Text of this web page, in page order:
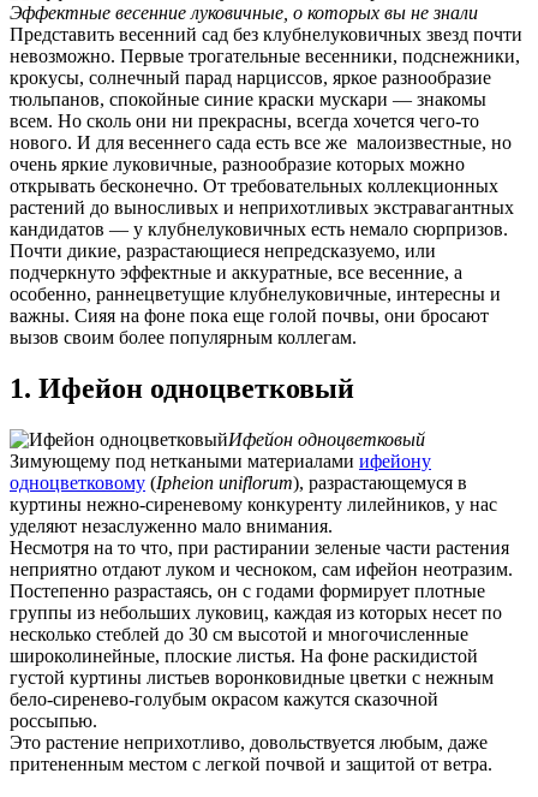
Эффектные весенние луковичные, о которых вы не знали
Представить весенний сад без клубнелуковичных звезд почти
невозможно. Первые трогательные весенники, подснежники,
крокусы, солнечный парад нарциссов, яркое разнообразие
тюльпанов, спокойные синие краски мускари — знакомы
всем. Но сколь они ни прекрасны, всегда хочется чего-то
нового. И для весеннего сада есть все же малоизвестные, но
очень яркие луковичные, разнообразие которых можно
открывать бесконечно. От требовательных коллекционных
растений до выносливых и неприхотливых экстравагантных
кандидатов — у клубнелуковичных есть немало сюрпризов.
Почти дикие, разрастающиеся непредсказуемо, или
подчеркнуто эффектные и аккуратные, все весенние, а
особенно, раннецветущие клубнелуковичные, интересны и
важны. Сияя на фоне пока еще голой почвы, они бросают
вызов своим более популярным коллегам.
1. Ифейон одноцветковый
Ифейон одноцветковый
Зимующему под неткаными материалами ифейону
одноцветковому (Ipheion uniflorum), разрастающемуся в
куртины нежно-сиреневому конкуренту лилейников, у нас
уделяют незаслуженно мало внимания.
Несмотря на то что, при растирании зеленые части растения
неприятно отдают луком и чесноком, сам ифейон неотразим.
Постепенно разрастаясь, он с годами формирует плотные
группы из небольших луковиц, каждая из которых несет по
несколько стеблей до 30 см высотой и многочисленные
широколинейные, плоские листья. На фоне раскидистой
густой куртины листьев воронковидные цветки с нежным
бело-сиренево-голубым окрасом кажутся сказочной
россыпью.
Это растение неприхотливо, довольствуется любым, даже
притененным местом с легкой почвой и защитой от ветра.